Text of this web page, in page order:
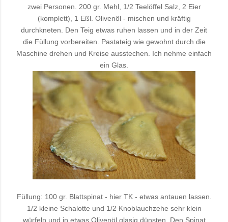
zwei Personen. 200 gr. Mehl, 1/2 Teelöffel Salz, 2 Eier
(komplett), 1 Eßl. Olivenöl - mischen und kräftig
durchkneten. Den Teig etwas ruhen lassen und in der Zeit
die Füllung vorbereiten. Pastateig wie gewohnt durch die
Maschine drehen und Kreise ausstechen. Ich nehme einfach
ein Glas.
Füllung: 100 gr. Blattspinat - hier TK - etwas antauen lassen.
1/2 kleine Schalotte und 1/2 Knoblauchzehe sehr klein
würfeln und in etwas Olivenöl glasig dünsten. Den Spinat